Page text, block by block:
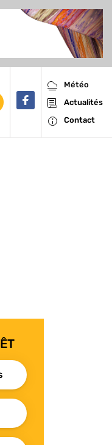
Météo
Actualités
Contact